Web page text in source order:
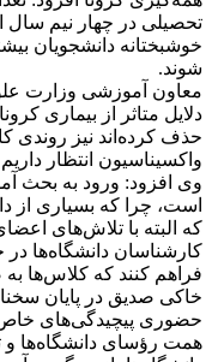
تحصیلی در چهار نیم سال
خوشبختانه دانشجویان
شوند.
معاون آموزشی وزارت
دلایل متاثر از بیماری
حذف کرده‌اند نیز روندی
واکسیناسیون انتظار
وی افزود: ورود به بحث
است، چرا که بسیاری از
که البته با تلاش‌های
فراهم کنند که کلاس‌ها
خاکی صدیق در پایان
حضوری پیچیدگی‌های خاص
همت رؤسای دانشگاه‌ها